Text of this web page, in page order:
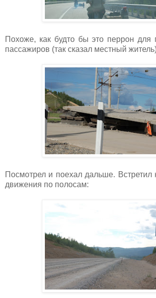
Похоже, как будто бы это перрон для
пассажиров (так сказал местный
Посмотрел и поехал дальше. Встретил
движения по полосам: